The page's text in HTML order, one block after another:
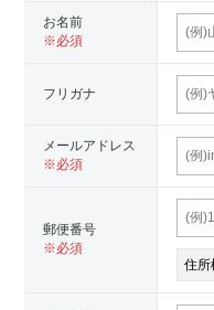
お名前
フリガナ
メールアドレス
郵便番号